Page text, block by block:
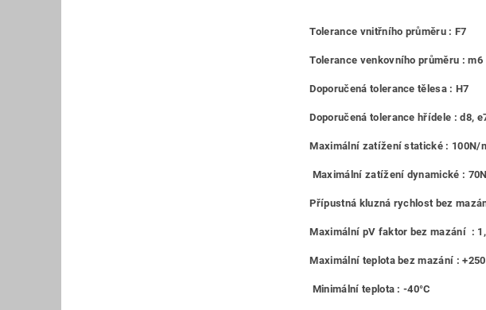
Tolerance vnitřního průměru : F7
Tolerance venkovního průměru : m6
Doporučená tolerance tělesa : H7
Doporučená tolerance hřídele : d8,
Maximální zatížení statické : 100N/
Maximální zatížení dynamické :
Přípustná kluzná rychlost bez
Maximální pV faktor bez mazání :
Maximální teplota bez mazání :
Minimální teplota : -40°C